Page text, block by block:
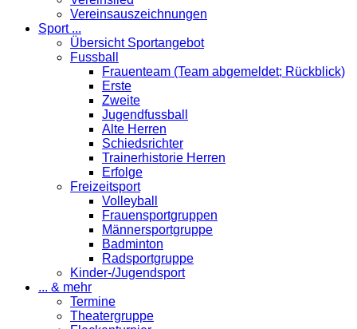
Vereinsauszeichnungen
Sport ...
Übersicht Sportangebot
Fussball
Frauenteam (Team abgemeldet; Rückblick)
Erste
Zweite
Jugendfussball
Alte Herren
Schiedsrichter
Trainerhistorie Herren
Erfolge
Freizeitsport
Volleyball
Frauensportgruppen
Männersportgruppe
Badminton
Radsportgruppe
Kinder-/Jugendsport
... & mehr
Termine
Theatergruppe